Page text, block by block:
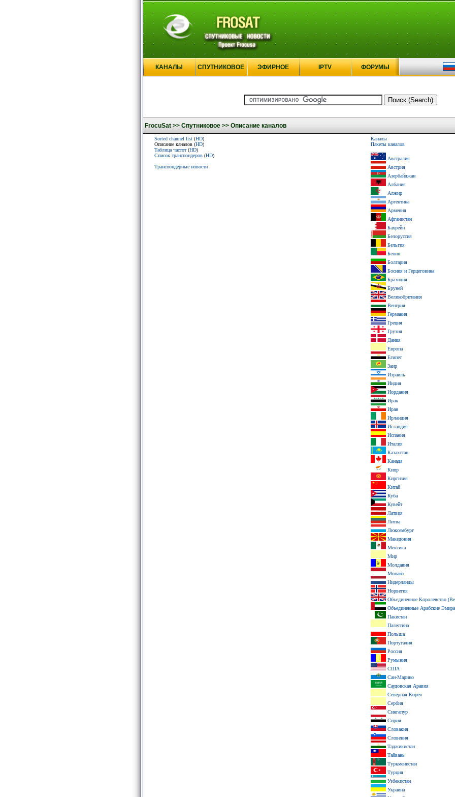
КАНАЛЫ СПУТНИКОВОЕ ЭФИРНОЕ IPTV ФОРУМЫ
FrocuSat >> Спутниковое >> Описание каналов
Sorted channel list (HD)
Описание каналов (HD)
Таблица частот(HD)
Список транспондеров (HD)
Транспондерные новости
Каналы
Пакеты каналов
Австралия
Австрия
Азербайджан
Албания
Алжир
Аргентина
Армения
Афганистан
Бахрейн
Белоруссия
Бельгия
Бенин
Болгария
Босния и Герцеговина
Бразилия
Бруней
Великобритания
Венгрия
Германия
Греция
Грузия
Дания
Европа
Египет
Заир
Израиль
Индия
Иордания
Ирак
Иран
Ирландия
Исландия
Испания
Италия
Казахстан
Канада
Кипр
Киргизия
Китай
Куба
Кувейт
Латвия
Литва
Люксембург
Македония
Мексика
Мир
Молдавия
Монако
Нидерланды
Норвегия
Объединенное Королевство
Объединенные Арабские
Пакистан
Палестина
Польша
Португалия
Россия
Румыния
США
Сан-Марино
Саудовская Аравия
Северная Корея
Сербия
Сингапур
Сирия
Словакия
Словения
Таджикистан
Тайвань
Туркменистан
Турция
Узбекистан
Украина